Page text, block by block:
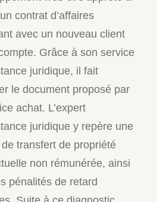
contrat d’affaires
avec un nouveau client
Grâce à son service
juridique, il fait
le document proposé par
achat. L’expert
juridique y repère une
transfert de propriété
non rémunérée, ainsi
pénalités de retard